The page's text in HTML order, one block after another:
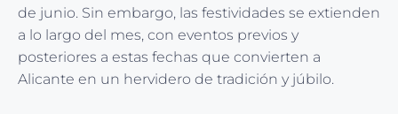
de junio. Sin embargo, las festividades se extienden
a lo largo del mes, con eventos previos y
posteriores a estas fechas que convierten a
Alicante en un hervidero de tradición y júbilo.